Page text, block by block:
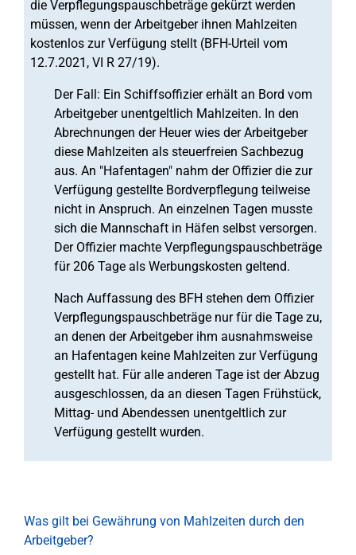
die Verpflegungspauschbeträge gekürzt werden
müssen, wenn der Arbeitgeber ihnen Mahlzeiten
kostenlos zur Verfügung stellt (BFH-Urteil vom
12.7.2021, VI R 27/19).
Der Fall: Ein Schiffsoffizier erhält an Bord vom
Arbeitgeber unentgeltlich Mahlzeiten. In den
Abrechnungen der Heuer wies der Arbeitgeber
diese Mahlzeiten als steuerfreien Sachbezug
aus. An "Hafentagen" nahm der Offizier die zur
Verfügung gestellte Bordverpflegung teilweise
nicht in Anspruch. An einzelnen Tagen musste
sich die Mannschaft in Häfen selbst versorgen.
Der Offizier machte Verpflegungspauschbeträge
für 206 Tage als Werbungskosten geltend.
Nach Auffassung des BFH stehen dem Offizier
Verpflegungspauschbeträge nur für die Tage zu,
an denen der Arbeitgeber ihm ausnahmsweise
an Hafentagen keine Mahlzeiten zur Verfügung
gestellt hat. Für alle anderen Tage ist der Abzug
ausgeschlossen, da an diesen Tagen Frühstück,
Mittag- und Abendessen unentgeltlich zur
Verfügung gestellt wurden.
Was gilt bei Gewährung von Mahlzeiten durch den
Arbeitgeber?